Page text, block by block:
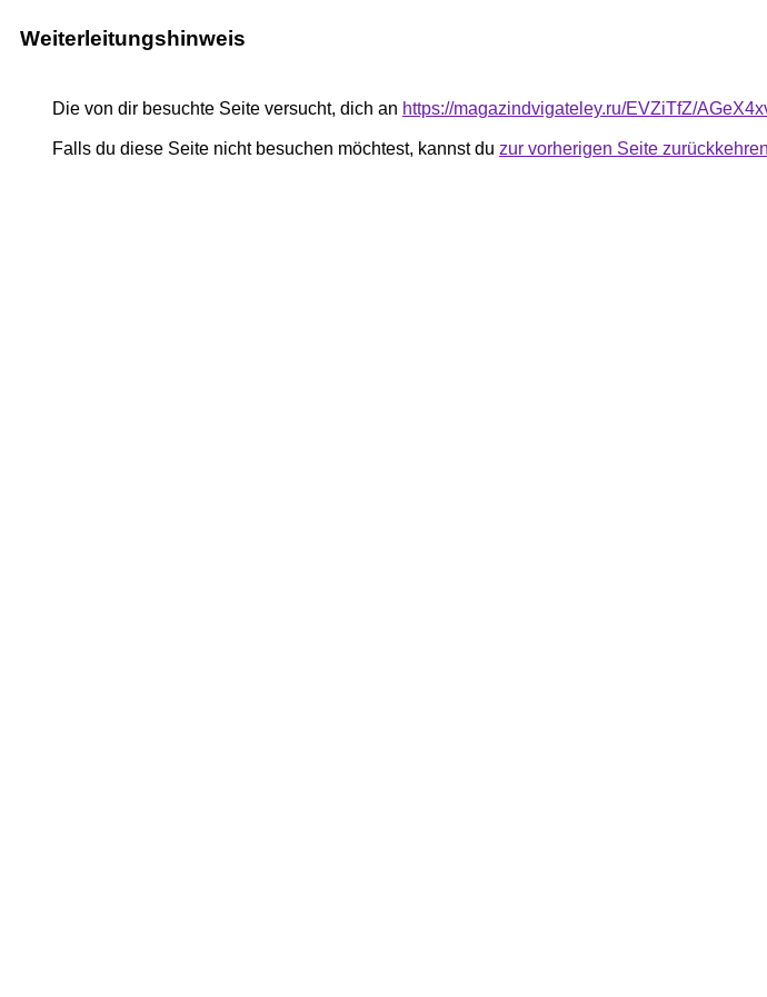
Weiterleitungshinweis
Die von dir besuchte Seite versucht, dich an https://magazindvigateley.ru/EVZiTfZ/
Falls du diese Seite nicht besuchen möchtest, kannst du zur vorherigen Seite zurückkehren